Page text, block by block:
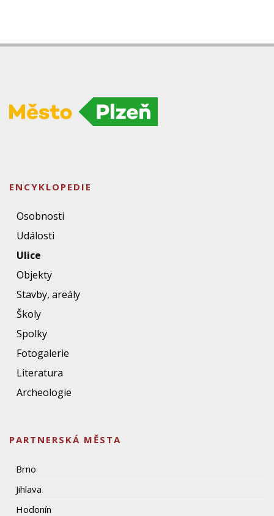
ENCYKLOPEDIE
Osobnosti
Události
Ulice
Objekty
Stavby, areály
Školy
Spolky
Fotogalerie
Literatura
Archeologie
PARTNERSKÁ MĚSTA
Brno
Jihlava
Hodonín